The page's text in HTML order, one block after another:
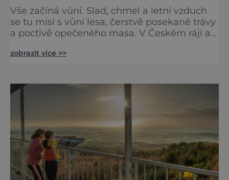
Vše začíná vůní. Slad, chmel a letní vzduch
se tu mísí s vůní lesa, čerstvě posekané trávy
a poctivě opečeného masa. V Českém ráji a
doušky – a ty tady tečou proudem. Není to
ví, že k dokonalému dni patří nejen výhled,
zobrazit více >>